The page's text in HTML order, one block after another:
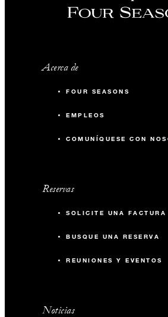
Acerca de
FOUR SEASONS
EMPLEOS
COMUNÍQUESE CON
Reservas
SOLICITE UNA FACTURA
BUSQUE UNA RESERVA
REUNIONES Y EVENTOS
Noticias